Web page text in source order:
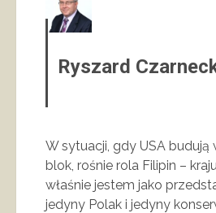
Ryszard
W sytuacji, gdy USA budują
blok, rośnie rola Filipin –
właśnie jestem jako
jedyny Polak i jedyny